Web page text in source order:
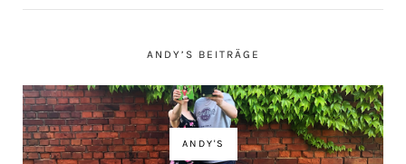
ANDY’S BEITRÄGE
ANDY'S